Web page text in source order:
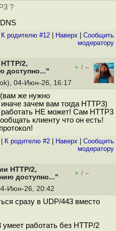
?
К родителю #12 Наверх
Cообщить
модератору
2,
доступно..."
+ / –
04-Июн-26, 16:17
же нужно
зачем вам тогда HTTP3)
НЕ может! Сам HTTP3
клиенту что он есть!
К родителю #2 Наверх
Cообщить
модератору
HTTP/2,
доступно..."
+ / –
Июн-26, 20:42
сразу в UDP/443 вместо
работать без HTTP/2